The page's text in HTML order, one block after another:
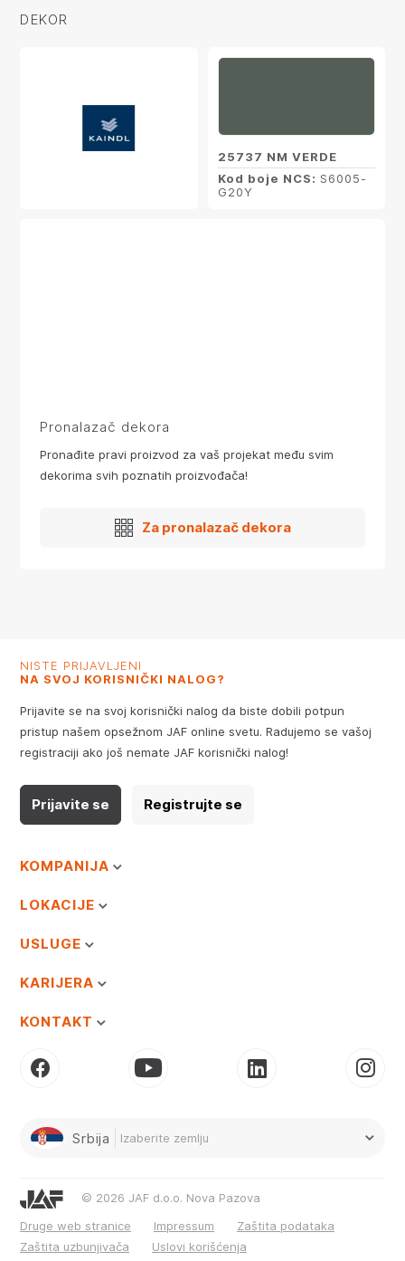
DEKOR
25737 NM VERDE
Kod boje NCS: S6005-
G20Y
Pronalazač dekora
Pronađite pravi proizvod za vaš projekat među svim
dekorima svih poznatih proizvođača!
Za pronalazač dekora
NISTE PRIJAVLJENI
NA SVOJ KORISNIČKI NALOG?
Prijavite se na svoj korisnički nalog da biste dobili potpun
pristup našem opsežnom JAF online svetu. Radujemo se vašoj
registraciji ako još nemate JAF korisnički nalog!
Prijavite se Registrujte se
KOMPANIJA
LOKACIJE
USLUGE
KARIJERA
KONTAKT
Srbija Izaberite zemlju
© 2026 JAF d.o.o. Nova Pazova
Druge web stranice
Impressum
Zaštita podataka
Zaštita uzbunjivača
Uslovi korišćenja